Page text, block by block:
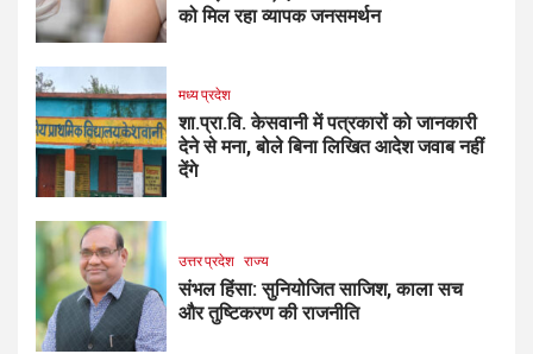
को मिल रहा व्यापक जनसमर्थन
मध्य प्रदेश
शा.प्रा.वि. केसवानी में पत्रकारों को जानकारी
देने से मना, बोले बिना लिखित आदेश जवाब नहीं
देंगे
उत्तर प्रदेश राज्य
संभल हिंसा: सुनियोजित साजिश, काला सच
और तुष्टिकरण की राजनीति